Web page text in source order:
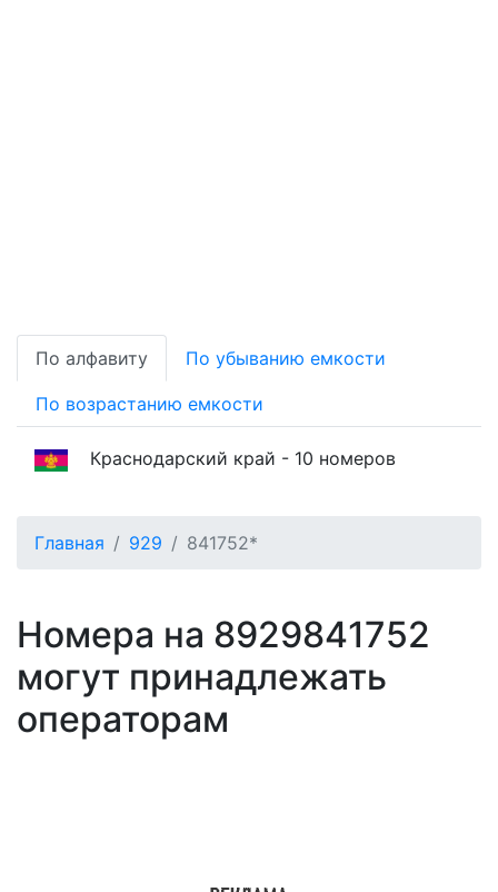
По алфавиту По убыванию емкости
По возрастанию емкости
Краснодарский край - 10 номеров
Главная 929 841752*
Номера на 8929841752
могут принадлежать
операторам